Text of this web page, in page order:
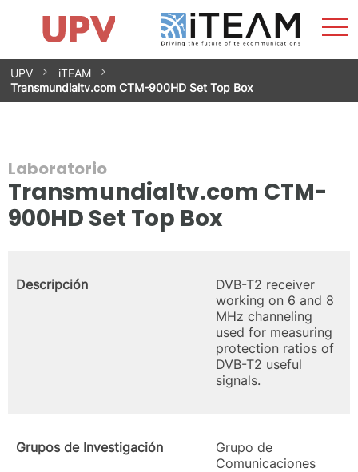
Saltar
contenido
Impacto
Grupos de investigación
Instalaciones
Spin-offs
Contacto
Prácticas
Noticias
Unidad de Igualdad
UPV
iTEAM
Transmundialtv.com CTM-900HD Set Top Box
Laboratorio
Transmundialtv.com CTM-
900HD Set Top Box
Descripción
DVB-T2 receiver
working on 6 and 8
MHz channeling
used for measuring
protection ratios of
DVB-T2 useful
signals.
Grupos de Investigación
Grupo de
Comunicaciones